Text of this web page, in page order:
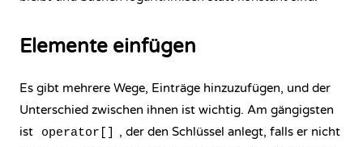
Elemente einfügen
Es gibt mehrere Wege, Einträge hinzuzufügen, und der
Unterschied zwischen ihnen ist wichtig. Am gängigsten
ist
operator[]
, der den Schlüssel anlegt, falls er nicht